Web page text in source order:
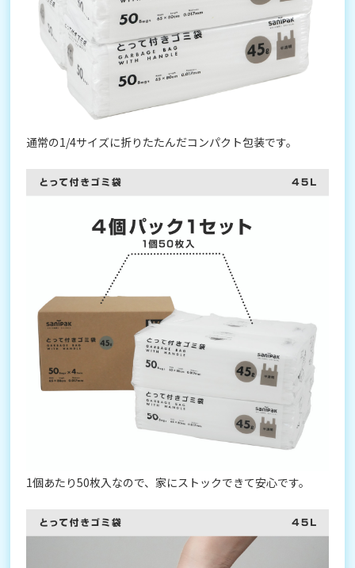
通常の1/4サイズに折りたたんだコンパクト包装です。
1個あたり50枚入なので、家にストックできて安心です。